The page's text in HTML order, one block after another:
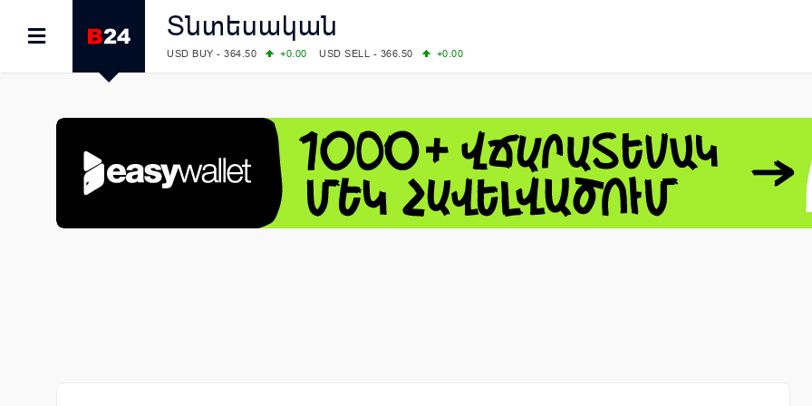
Տնտեսական
USD BUY - 364.50 +0.00 USD SELL - 366.50
+0.00
COMEX: PLATINUM - 1749.90
LME: ALUMINIUM - 3184.00
-0.27 COPPER - 13791.00
-0.12
LME: NICKEL - 17249.00
+0.09 TIN - 55268.00
+2.50
LME: LEAD - 1877.50
-1.00 ZINC - 3643.00
+1.43
FOREX: USD/JPY - 158.37
+0.44 EUR/GBP - 1.1521
-0.23
FOREX: EUR/USD - 1.1521
-0.23 GBP/USD - 1.3448
-0.08